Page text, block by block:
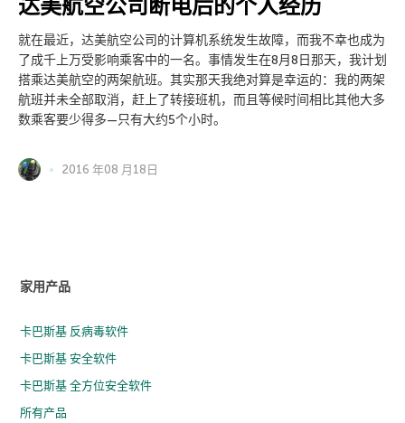
达美航空公司断电后的个人经历
就在最近，达美航空公司的计算机系统发生故障，而我不幸也成为
了成千上万受影响乘客中的一名。事情发生在8月8日那天，我计划
搭乘达美航空的两架航班。其实那天我绝对算是幸运的：我的两架
航班并未全部取消，赶上了转接班机，而且等候时间相比其他大多
数乘客要少得多—只有大约5个小时。
2016 年08 月18日
家用产品
卡巴斯基 反病毒软件
卡巴斯基 安全软件
卡巴斯基 全方位安全软件
所有产品